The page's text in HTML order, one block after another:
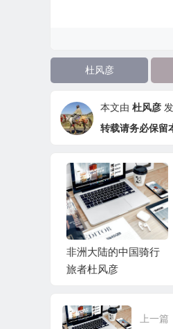
杜风彦
本文由 杜风彦
转载请务必保留
非洲大陆的中国骑行
旅者杜风彦
上一篇